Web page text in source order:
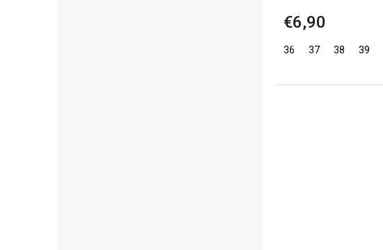
€6,90
36 37 38 39